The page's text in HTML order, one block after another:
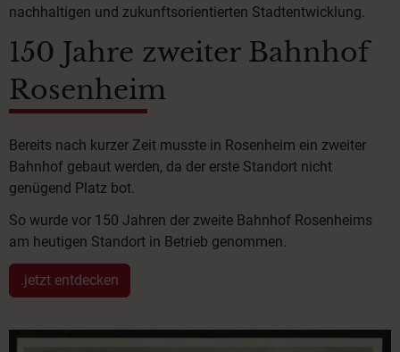
nachhaltigen und zukunftsorientierten Stadtentwicklung.
150 Jahre zweiter Bahnhof
Rosenheim
Bereits nach kurzer Zeit musste in Rosenheim ein zweiter
Bahnhof gebaut werden, da der erste Standort nicht
genügend Platz bot.
So wurde vor 150 Jahren der zweite Bahnhof Rosenheims
am heutigen Standort in Betrieb genommen.
.jetzt entdecken